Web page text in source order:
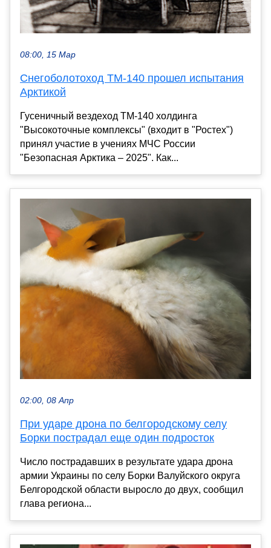
08:00, 15 Мар
Снегоболотоход ТМ-140 прошел испытания
Арктикой
Гусеничный вездеход ТМ-140 холдинга
"Высокоточные комплексы" (входит в "Ростех")
принял участие в учениях МЧС России
"Безопасная Арктика – 2025". Как...
02:00, 08 Апр
При ударе дрона по белгородскому селу
Борки пострадал еще один подросток
Число пострадавших в результате удара дрона
армии Украины по селу Борки Валуйского округа
Белгородской области выросло до двух, сообщил
глава региона...